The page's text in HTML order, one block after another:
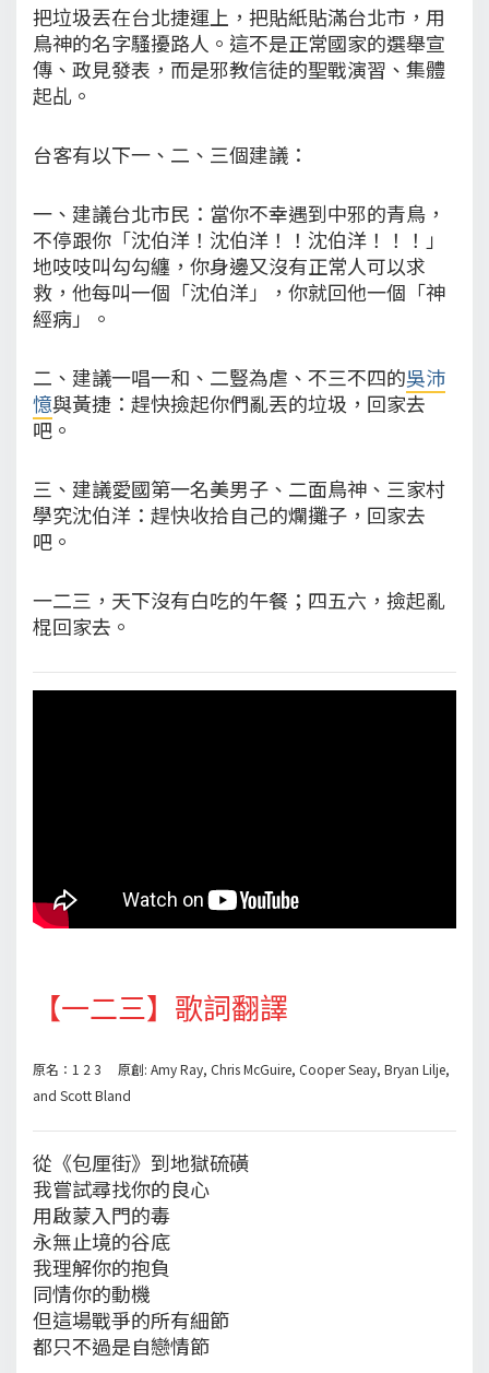
把垃圾丟在台北捷運上，把貼紙貼滿台北市，用
鳥神的名字騷擾路人。這不是正常國家的選舉宣
傳、政見發表，而是邪教信徒的聖戰演習、集體
起乩。
台客有以下一、二、三個建議：
一、建議台北市民：當你不幸遇到中邪的青鳥，
不停跟你「沈伯洋！沈伯洋！！沈伯洋！！！」
地吱吱叫勾勾纏，你身邊又沒有正常人可以求
救，他每叫一個「沈伯洋」，你就回他一個「神
經病」。
二、建議一唱一和、二豎為虐、不三不四的吳沛
憶與黃捷：趕快撿起你們亂丟的垃圾，回家去
吧。
三、建議愛國第一名美男子、二面鳥神、三家村
學究沈伯洋：趕快收拾自己的爛攤子，回家去
吧。
一二三，天下沒有白吃的午餐；四五六，撿起亂
棍回家去。
【一二三】歌詞翻譯
原名：1 2 3 原創: Amy Ray, Chris McGuire, Cooper Seay, Bryan Lilje,
and Scott Bland
從《包厘街》到地獄硫磺
我嘗試尋找你的良心
用啟蒙入門的毒
永無止境的谷底
我理解你的抱負
同情你的動機
但這場戰爭的所有細節
都只不過是自戀情節